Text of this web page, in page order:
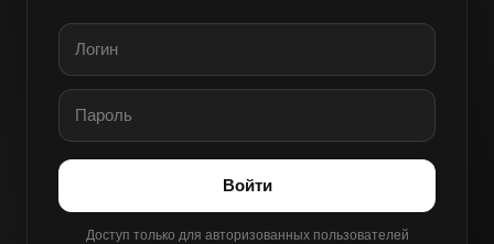
Войти
Доступ только для авторизованных пользователей